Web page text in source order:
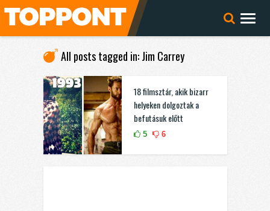
All posts tagged in: Jim Carrey
18 filmsztár, akik bizarr
helyeken dolgoztak a
befutásuk előtt
5 6